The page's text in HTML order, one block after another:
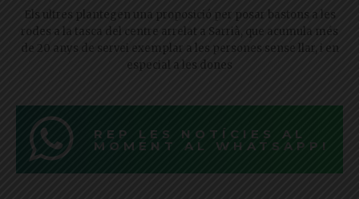
Els ultres plantegen una proposició per posar bastons a les
rodes a la tasca del centre arrelat a Sarrià, que acumula més
de 20 anys de servei exemplar a les persones sense llar, i en
especial a les dones
REP LES NOTÍCIES AL
MOMENT AL WHATSAPP!